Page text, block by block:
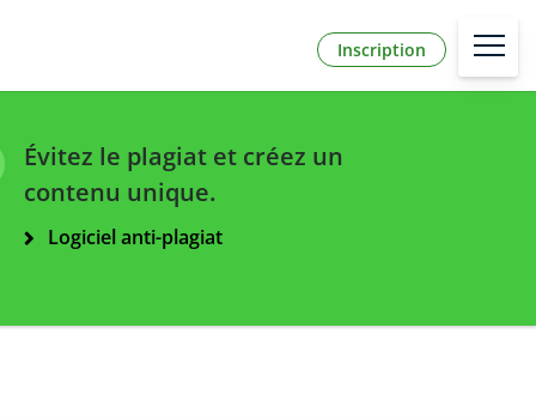
Inscription
Évitez le plagiat et créez un
contenu unique.
Logiciel anti-plagiat